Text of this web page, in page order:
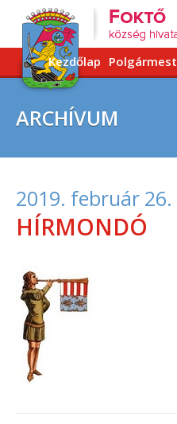
Kezdőlap
ARCHÍVUM
2019. február 26.
HÍRMONDÓ